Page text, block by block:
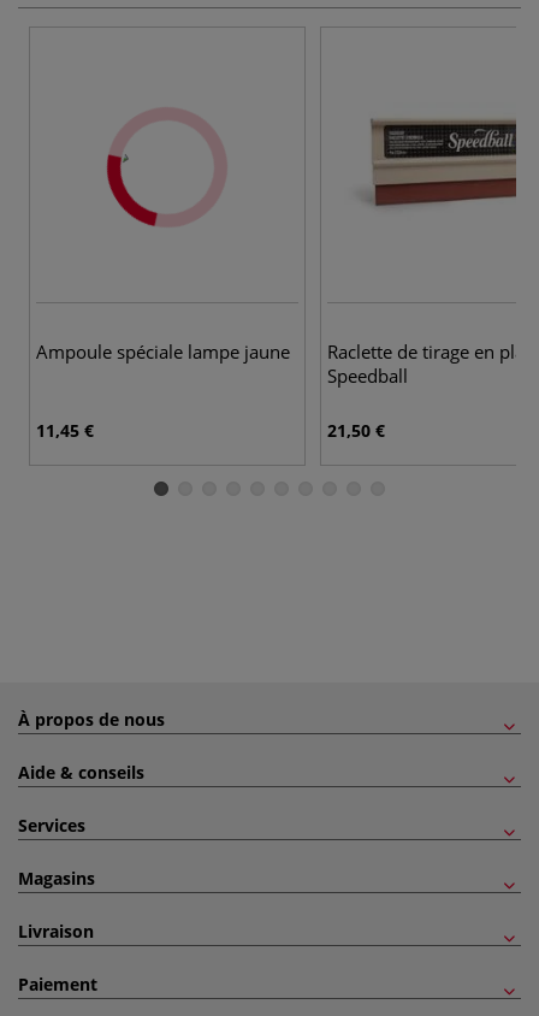
Ampoule spéciale lampe jaune
11,45 €
Raclette de tirage en
Speedball
21,50 €
À propos de nous
Aide & conseils
Services
Magasins
Livraison
Paiement